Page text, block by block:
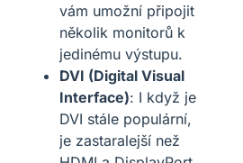
vám umožní připojit
několik monitorů k
jedinému výstupu.
DVI (Digital Visual
Interface): I když je
DVI stále populární,
je zastaralejší než